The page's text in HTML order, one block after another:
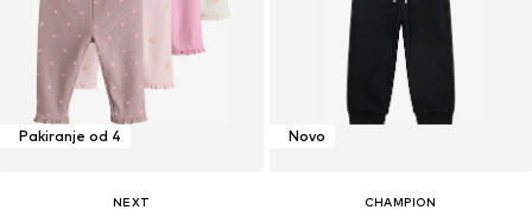
Pakiranje od 4
NEXT
Novo
CHAMPION